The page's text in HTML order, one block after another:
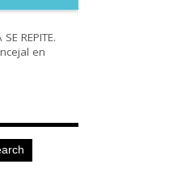
REPITE.
en